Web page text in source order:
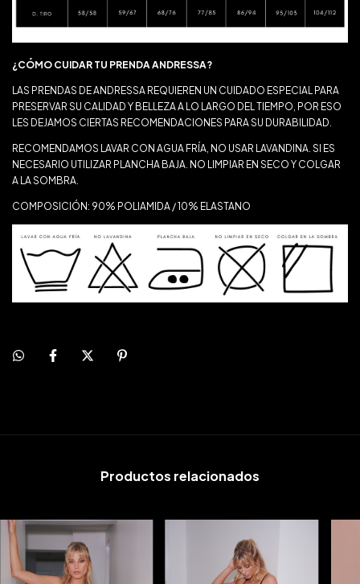
¿CÓMO CUIDAR TU PRENDA ANDRESSA?
LAS PRENDAS DE ANDRESSA REQUIEREN UN CUIDADO ESPECIAL PARA
PRESERVAR SU CALIDAD Y BELLEZA A LO LARGO DEL TIEMPO, POR ESO
LES DEJAMOS CIERTAS RECOMENDACIONES PARA SU DURABILIDAD.
RECOMENDAMOS LAVAR CON AGUA FRÍA, NO USAR LAVANDINA. SI ES
NECESARIO UTILIZAR PLANCHA BAJA. NO LIMPIAR EN SECO Y COLGAR
A LA SOMBRA.
COMPOSICIÓN: 90% POLIAMIDA / 10% ELASTANO
Productos relacionados